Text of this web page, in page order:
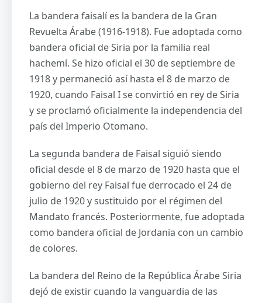
La bandera faisalí es la bandera de la Gran
Revuelta Árabe (1916-1918). Fue adoptada como
bandera oficial de Siria por la familia real
hachemí. Se hizo oficial el 30 de septiembre de
1918 y permaneció así hasta el 8 de marzo de
1920, cuando Faisal I se convirtió en rey de Siria
y se proclamó oficialmente la independencia del
país del Imperio Otomano.
La segunda bandera de Faisal siguió siendo
oficial desde el 8 de marzo de 1920 hasta que el
gobierno del rey Faisal fue derrocado el 24 de
julio de 1920 y sustituido por el régimen del
Mandato francés. Posteriormente, fue adoptada
como bandera oficial de Jordania con un cambio
de colores.
La bandera del Reino de la República Árabe Siria
dejó de existir cuando la vanguardia de las